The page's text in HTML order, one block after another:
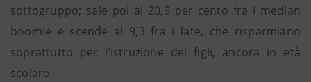
sottogruppo; sale poi al 20,9 per cento fra i median
boomie e scende al 9,3 fra i late, che risparmiano
soprattutto per l’istruzione dei figli, ancora in età
scolare.